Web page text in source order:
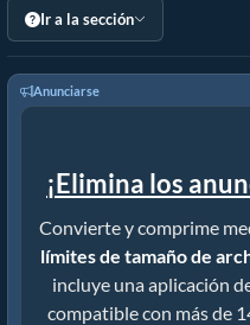
Ir a la sección
Anunciarse
¡Elimina los
Convierte y comprime
límites de tamaño de
incluye una aplicación
compatible con más de